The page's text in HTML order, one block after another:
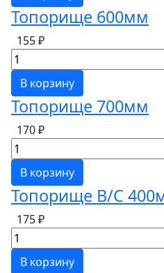
Топорище 600мм
155 ₽
В корзину
Топорище 700мм
170 ₽
В корзину
Топорище В/С
175 ₽
В корзину